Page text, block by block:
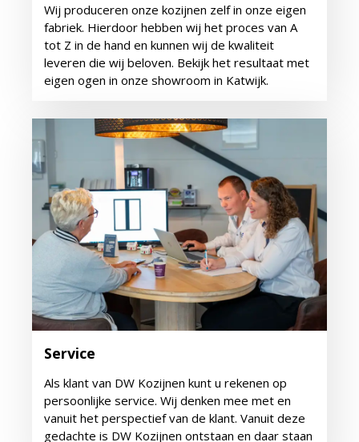
Wij produceren onze kozijnen zelf in onze eigen
fabriek. Hierdoor hebben wij het proces van A
tot Z in de hand en kunnen wij de kwaliteit
leveren die wij beloven. Bekijk het resultaat met
eigen ogen in onze showroom in Katwijk.
Service
Als klant van DW Kozijnen kunt u rekenen op
persoonlijke service. Wij denken mee met en
vanuit het perspectief van de klant. Vanuit deze
gedachte is DW Kozijnen ontstaan en daar staan